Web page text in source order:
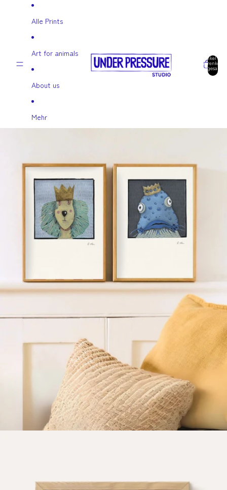
Alle Prints
Art for animals
About us
Mehr
Artikel im
Warenkorb
insgesamt:
Zu Produktinformationen springen